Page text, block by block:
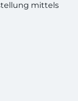
mittels